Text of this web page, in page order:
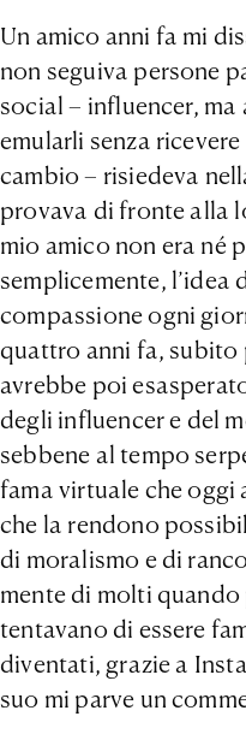
Un amico anni fa mi
non seguiva persone
social – influencer, ma
emularli senza
cambio – risiedeva
provava di fronte alla
mio amico non era né
semplicemente,
compassione ogni
quattro anni fa, subito
avrebbe poi
degli influencer e del
sebbene al tempo
fama virtuale che
che la rendono
di moralismo e di
mente di molti
tentavano di essere
diventati, grazie a
suo mi parve un